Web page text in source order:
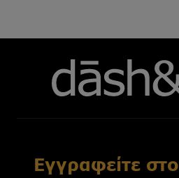
Εγγραφείτε στο